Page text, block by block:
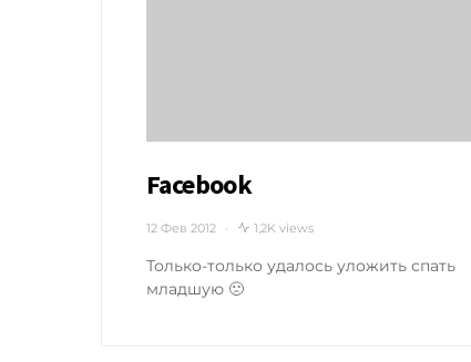
Facebook
12 Фев 2012 1,2K views
Только-только удалось уложить спать
младшую 🙁